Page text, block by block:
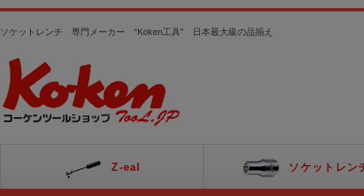
ソケットレンチ 専門メーカー “Koken工具” 日本最大級の品揃え
Z-eal ソケットレン